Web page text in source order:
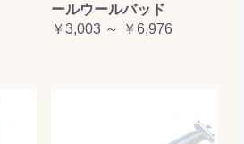
ールウールバッド
￥3,003 ～ ￥6,976